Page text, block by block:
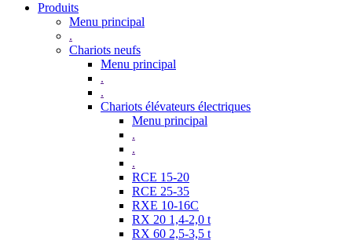
Produits
Menu principal
.
Chariots neufs
Menu principal
.
.
Chariots élévateurs électriques
Menu principal
.
.
.
RCE 15-20
RCE 25-35
RXE 10-16C
RX 20 1,4-2,0 t
RX 60 2,5-3,5 t